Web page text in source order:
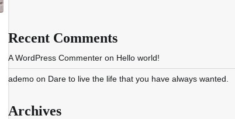
Recent Comments
A WordPress Commenteron Hello world!
ademoon Dare to live the life that you have always wanted.
Archives